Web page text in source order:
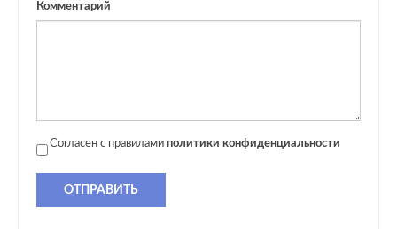
Комментарий
Согласен с правилами политики конфиденциальности
ОТПРАВИТЬ